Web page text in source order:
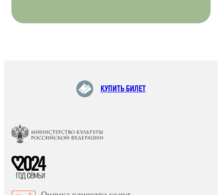
КУПИТЬ БИЛЕТ